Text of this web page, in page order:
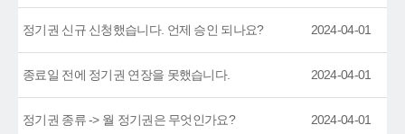
정기권 신규 신청했습니다. 언제 승인 되나요? 2024-04-01
종료일 전에 정기권 연장을 못했습니다. 2024-04-01
정기권 종류 -> 월 정기권은 무엇인가요? 2024-04-01